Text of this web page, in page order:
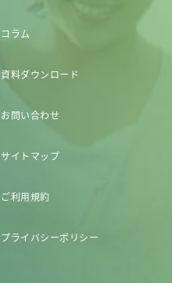
コラム
資料ダウンロード
お問い合わせ
サイトマップ
ご利用規約
プライバシーポリシー